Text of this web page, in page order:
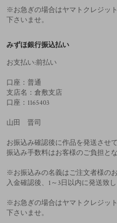
※お急ぎの場合はヤマトクレジッ
下さいませ。
みずほ銀行振込払い
お支払い:前払い
口座：普通
支店名：倉敷支店
口座：1165403
山田 晋司
お振込み確認後に作品を発送させ
振込み手数料はお客様のご負担と
※お振込みの名義はご注文者様の
入金確認後、1～3日以内に発送致し
※お急ぎの場合はヤマトクレジッ
下さいませ。